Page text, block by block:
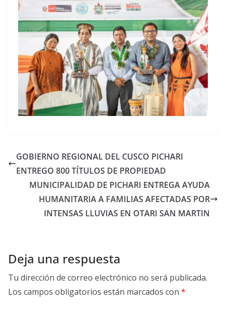
GOBIERNO REGIONAL DEL CUSCO PICHARI
ENTREGO 800 TÍTULOS DE PROPIEDAD
MUNICIPALIDAD DE PICHARI ENTREGA AYUDA
HUMANITARIA A FAMILIAS AFECTADAS POR
INTENSAS LLUVIAS EN OTARI SAN MARTIN
Deja una respuesta
Tu dirección de correo electrónico no será publicada.
Los campos obligatorios están marcados con *